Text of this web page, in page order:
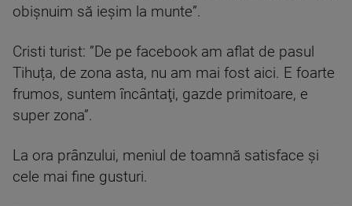
obişnuim să ieşim la munte”.
Cristi turist: ”De pe facebook am aflat de pasul
Tihuța, de zona asta, nu am mai fost aici. E foarte
frumos, suntem încântaţi, gazde primitoare, e
super zona”.
La ora prânzului, meniul de toamnă satisface și
cele mai fine gusturi.